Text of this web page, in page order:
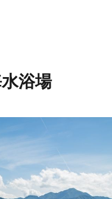
浴場